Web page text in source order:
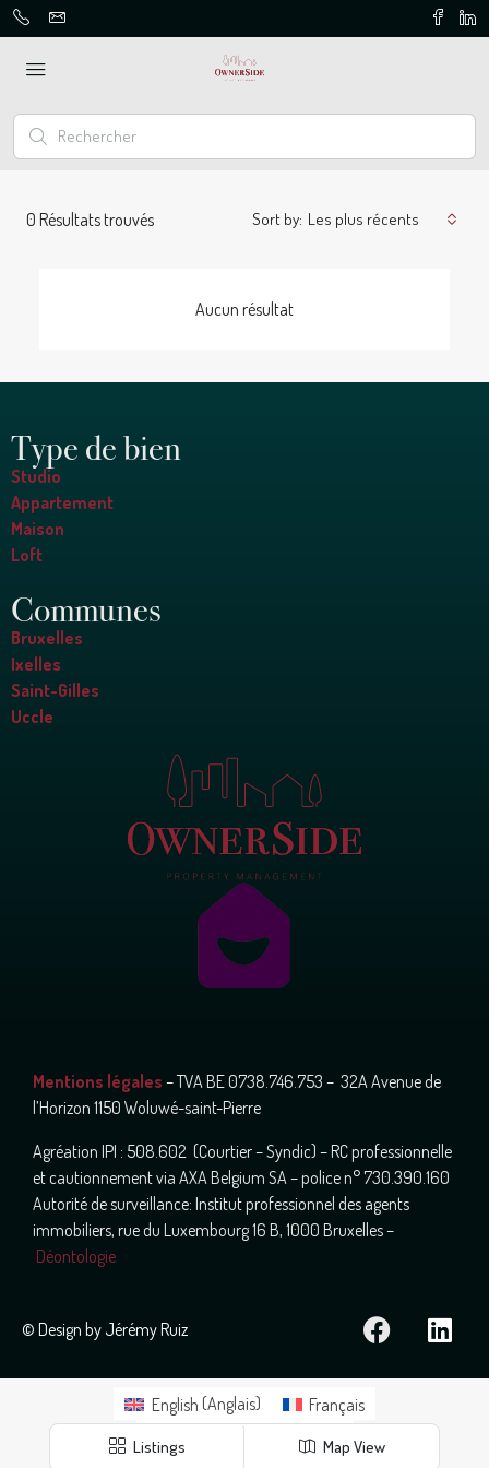
0 Résultats trouvés Sort by: Les plus récents
Aucun résultat
Listings Map View
Communes
Bruxelles
Ixelles
Saint-Gilles
Uccle
Type de bien
Studio
Appartement
Maison
Loft
Mentions légales – TVA BE 0738.746.753 – 32A Avenue de
l’Horizon 1150 Woluwé-saint-Pierre
Agréation IPI : 508.602 (Courtier – Syndic) – RC professionnelle
et cautionnement via AXA Belgium SA – police n° 730.390.160
Autorité de surveillance: Institut professionnel des agents
immobiliers, rue du Luxembourg 16 B, 1000 Bruxelles –
Déontologie
© Design by Jérémy Ruiz
English (Anglais)
Français
Néerlandais